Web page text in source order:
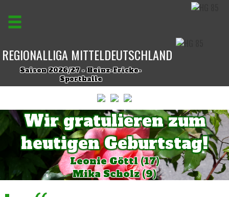
REGIONALLIGA MITTELDEUTSCHLAND
Saison 2026/27 - Heinz-Fricke-
Sporthalle
Wir gratulieren zum
heutigen Geburtstag!
Leonie Göttl (17)
Mika Scholz (9)